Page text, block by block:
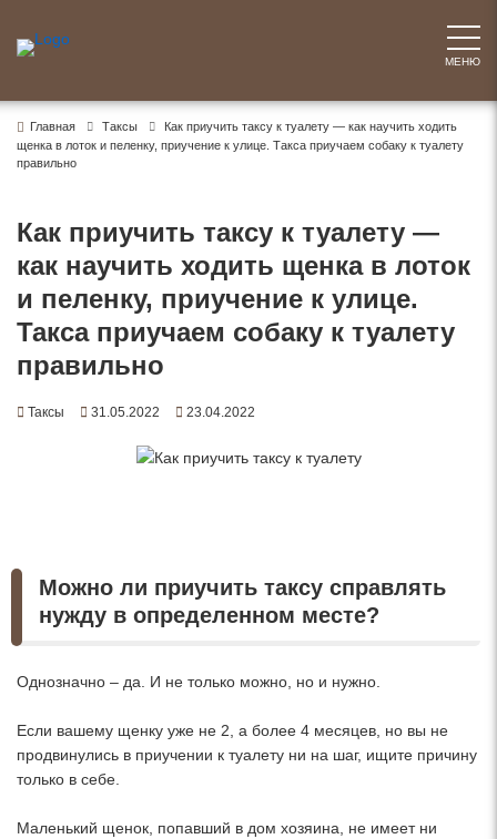
содержимому
МЕНЮ
Главная Таксы
Как приучить таксу к туалету — как научить ходить
щенка в лоток и пеленку, приучение к улице. Такса приучаем собаку к туалету
правильно
Как приучить таксу к туалету —
как научить ходить щенка в лоток
и пеленку, приучение к улице.
Такса приучаем собаку к туалету
правильно
Таксы 31.05.2022 23.04.2022
Можно ли приучить таксу справлять
нужду в определенном месте?
Однозначно – да. И не только можно, но и нужно.
Если вашему щенку уже не 2, а более 4 месяцев, но вы не
продвинулись в приучении к туалету ни на шаг, ищите причину
только в себе.
Маленький щенок, попавший в дом хозяина, не имеет ни